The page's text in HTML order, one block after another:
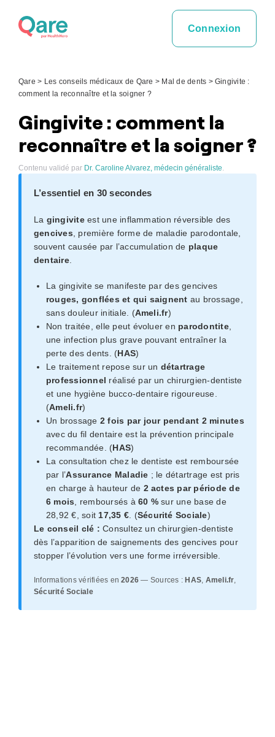
Connexion
Qare > Les conseils médicaux de Qare > Mal de dents >Gingivite :
comment la reconnaître et la soigner ?
Gingivite : comment la
reconnaître et la soigner ?
Contenu validé par Dr. Caroline Alvarez, médecin généraliste.
L’essentiel en 30 secondes
La gingiviteest une inflammation réversible des
gencives , première forme de maladie parodontale,
souvent causée par l’accumulation de plaque
dentaire.
La gingivite se manifeste par des gencives
rouges, gonflées et qui saignent au brossage,
sans douleur initiale. (Ameli.fr)
Non traitée, elle peut évoluer en parodontite,
une infection plus grave pouvant entraîner la
perte des dents. (HAS)
Le traitement repose sur un détartrage
professionnel réalisé par un chirurgien-dentiste
et une hygiène bucco-dentaire rigoureuse.
(Ameli.fr)
Un brossage 2 fois par jour pendant 2 minutes
avec du fil dentaire est la prévention principale
recommandée. (HAS)
La consultation chez le dentiste est remboursée
par l’Assurance Maladie ; le détartrage est pris
en charge à hauteur de 2 actes par période de
6 mois , remboursés à60 % sur une base de
28,92 €, soit 17,35 € . (Sécurité Sociale)
Le conseil clé : Consultez un chirurgien-dentiste
dès l’apparition de saignements des gencives pour
stopper l’évolution vers une forme irréversible.
Informations vérifiées en2026 — Sources : HAS, Ameli.fr,
Sécurité Sociale